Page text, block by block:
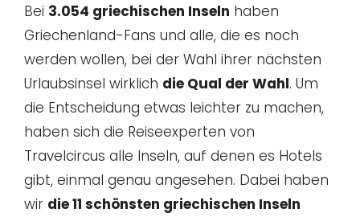
Bei 3.054 griechischen Inseln haben
Griechenland-Fans und alle, die es noch
werden wollen, bei der Wahl ihrer nächsten
Urlaubsinsel wirklich die Qual der Wahl. Um
die Entscheidung etwas leichter zu machen,
haben sich die Reiseexperten von
Travelcircus alle Inseln, auf denen es Hotels
gibt, einmal genau angesehen. Dabei haben
wir die 11 schönsten griechischen Inseln